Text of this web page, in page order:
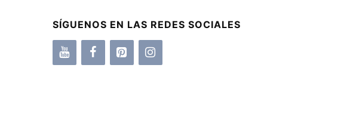
SÍGUENOS EN LAS REDES SOCIALES